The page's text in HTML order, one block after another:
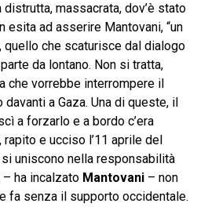
distrutta, massacrata, dov’è stato
esita ad asserire Mantovani, “un
quello che scaturisce dal dialogo
da lontano. Non si tratta,
che vorrebbe interrompere il
a Gaza. Una di queste, il
a forzarlo e a bordo c’era
e ucciso l’11 aprile del
uniscono nella responsabilità
– ha incalzato Mantovani– non
fa senza il supporto occidentale.